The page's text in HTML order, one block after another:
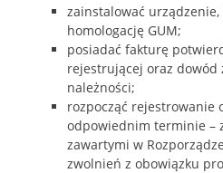
zainstalować
homologację GUM;
posiadać fakturę
rejestrującej oraz dowód
należności;
rozpocząć rejestrowanie
odpowiednim terminie –
zawartymi w
zwolnień z obowiązku